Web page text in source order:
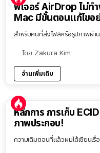
ฟีเจอร์ AirDrop ไม่ท
Mac มีขั้นตอนแก้ไขอย่
สำหรับคนที่ส่งไฟล์หรือรูปภาพผ่
โดย Zakura Kim
อ่านเพิ่มเติม
หลักการ การเก็บ
ภาพประกอบ!
ความเดิมตอนที่แล้วผมได้เขียนเ